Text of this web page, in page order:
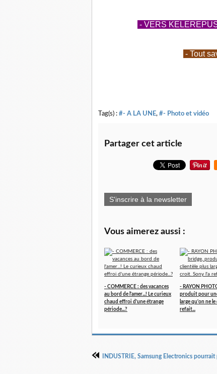
- VERS
- Tout
Tag(s) : #- A LA UNE, #- Photo et vidéo
Partager cet article
S'inscrire à la newsletter
Vous aimerez aussi :
- COMMERCE : des vacances
au bord de l'amer...! Le curieux
chaud effroi d'une étrange
période...?
- RAYON
produit pour
large qu'on ne
refait...